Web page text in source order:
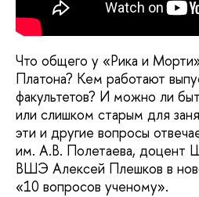
Что общего у «Рика и
Платона? Кем работают
факультетов? И можно ли
или слишком старым для
эти и другие вопросы
им. А.В. Полетаева, доцент
ВШЭ Алексей Плешков в
«10 вопросов ученому».